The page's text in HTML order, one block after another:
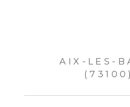
AIX-LES-
(73100)